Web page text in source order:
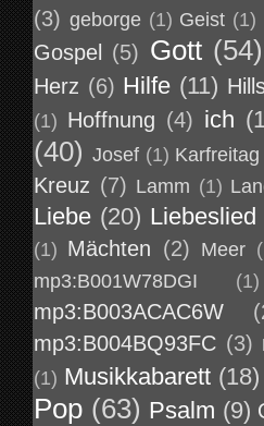
(3) geborge (1) Geist (1)
Gospel (5) Gott (54)
Herz (6) Hilfe (11)
(1) Hoffnung (4) ich
(40) Josef (1) Karfreitag
Kreuz (7) Lamm (1)
Liebe (20) Liebeslied
(1) Mächten (2) Meer
mp3:B001W78DGI (1)
mp3:B003ACAC6W
mp3:B004BQ93FC (3)
(1) Musikkabarett (18)
Pop (63) Psalm (9)